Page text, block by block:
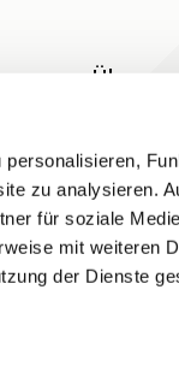
zu analysieren.
für soziale
mit weiteren
der Dienste
Über uns